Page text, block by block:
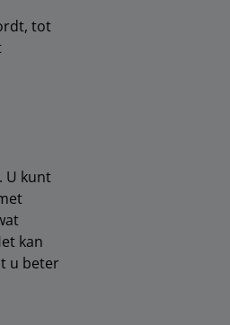
tot
U kunt
kan
u beter